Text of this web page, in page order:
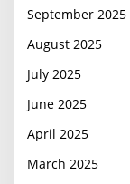
September 2025
August 2025
July 2025
June 2025
April 2025
March 2025